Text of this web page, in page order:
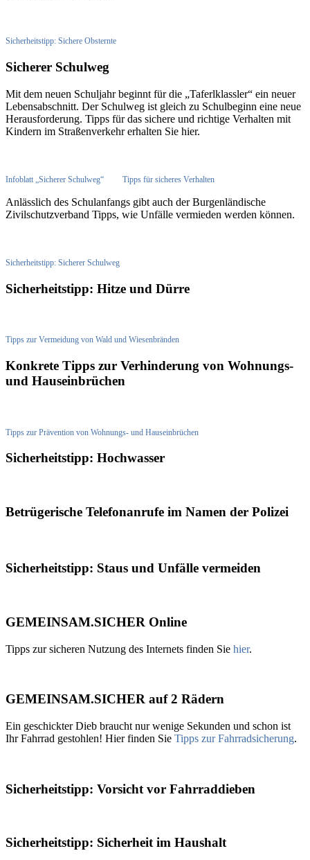
Sicherheitstipp: Sichere Obsternte
Sicherer Schulweg
Mit dem neuen Schuljahr beginnt für die „Taferlklassler“ ein neuer
Lebensabschnitt. Der Schulweg ist gleich zu Schulbeginn eine neue
Herausforderung. Tipps für das sichere und richtige Verhalten mit
Kindern im Straßenverkehr erhalten Sie hier.
Infoblatt „Sicherer Schulweg“ Tipps für sicheres Verhalten
Anlässlich des Schulanfangs gibt auch der Burgenländische
Zivilschutzverband Tipps, wie Unfälle vermieden werden können.
Sicherheitstipp: Sicherer Schulweg
Sicherheitstipp: Hitze und Dürre
Tipps zur Vermeidung von Wald und Wiesenbränden
Konkrete Tipps zur Verhinderung von Wohnungs-
und Hauseinbrüchen
Tipps zur Prävention von Wohnungs- und Hauseinbrüchen
Sicherheitstipp: Hochwasser
Betrügerische Telefonanrufe im Namen der Polizei
Sicherheitstipp: Staus und Unfälle vermeiden
GEMEINSAM.SICHER Online
Tipps zur sicheren Nutzung des Internets finden Sie hier.
GEMEINSAM.SICHER auf 2 Rädern
Ein geschickter Dieb braucht nur wenige Sekunden und schon ist
Ihr Fahrrad gestohlen! Hier finden Sie Tipps zur Fahrradsicherung.
Sicherheitstipp: Vorsicht vor Fahrraddieben
Sicherheitstipp: Sicherheit im Haushalt